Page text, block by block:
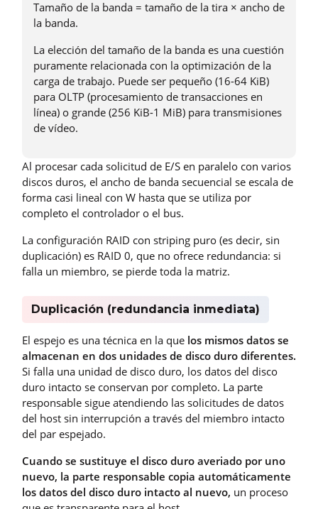
Tamaño de la banda = tamaño de la tira × ancho de
la banda.
La elección del tamaño de la banda es una cuestión
puramente relacionada con la optimización de la
carga de trabajo. Puede ser pequeño (16-64 KiB)
para OLTP (procesamiento de transacciones en
línea) o grande (256 KiB-1 MiB) para transmisiones
de vídeo.
Al procesar cada solicitud de E/S en paralelo con varios
discos duros, el ancho de banda secuencial se escala de
forma casi lineal con W hasta que se utiliza por
completo el controlador o el bus.
La configuración RAID con striping puro (es decir, sin
duplicación) es RAID 0, que no ofrece redundancia: si
falla un miembro, se pierde toda la matriz.
Duplicación (redundancia inmediata)
El espejo es una técnica en la que los mismos datos se
almacenan en dos unidades de disco duro diferentes.
Si falla una unidad de disco duro, los datos del disco
duro intacto se conservan por completo. La parte
responsable sigue atendiendo las solicitudes de datos
del host sin interrupción a través del miembro intacto
del par espejado.
Cuando se sustituye el disco duro averiado por uno
nuevo, la parte responsable copia automáticamente
los datos del disco duro intacto al nuevo, un proceso